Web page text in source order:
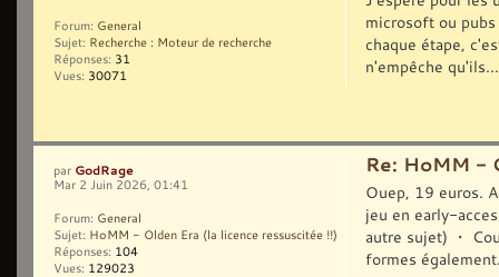
microsoft ou
chaque étape,
n'empêche qu'ils...
Forum: General
Sujet: Recherche : Moteur de recherche
Réponses: 31
Vues: 30071
Re: HoMM -
Ouep, 19 euros.
jeu en early-
autre sujet) ・
formes
par GodRage
Mar 2 Juin 2026, 01:41
Forum: General
Sujet: HoMM - Olden Era (la licence ressuscitée !!)
Réponses: 104
Vues: 129023